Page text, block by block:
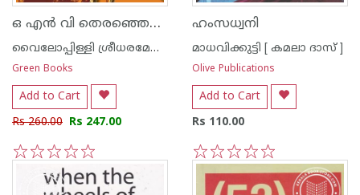
ഒ എന്‍ വി തെരഞ്ഞെടുത്ത മലയാളത്തിന്റെ പ്രിയ കവിതകള്‍- വൈലോപ്പിള്ളി
വൈലോപ്പിള്ളി ശ്രീധരമേനോ‌ന്‍
Green Books
Add to Cart
Rs 260.00 Rs 247.00
4
ഹംസധ്വനി
മാധവിക്കുട്ടി [ കമലാ ദാസ് ]
Olive Publications
Add to Cart
Rs 110.00
5
4
3
2
1